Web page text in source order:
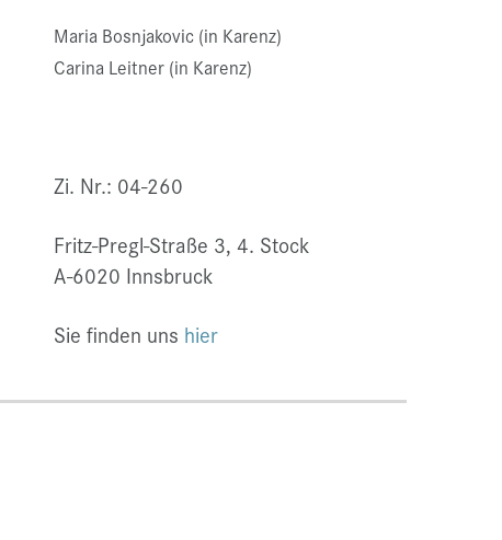
Maria Bosnjakovic (in Karenz)
Carina Leitner (in Karenz)
Zi. Nr.: 04-260
Fritz-Pregl-Straße 3, 4. Stock
A-6020 Innsbruck
Sie finden uns hier